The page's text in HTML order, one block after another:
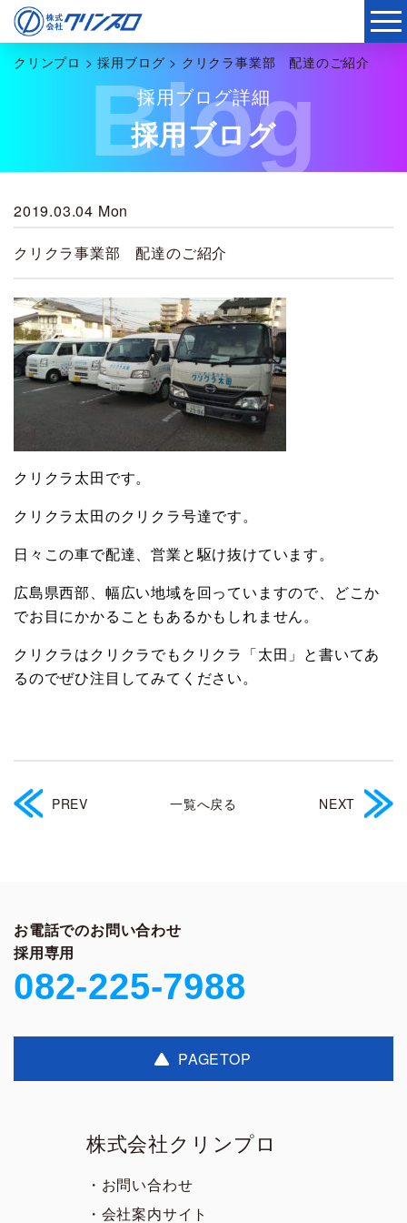
Blog
クリンプロ >採用ブログ> クリクラ事業部 配達のご紹介
採用ブログ詳細
採用ブログ
2019.03.04 Mon
クリクラ事業部 配達のご紹介
クリクラ太田です。
クリクラ太田のクリクラ号達です。
日々この車で配達、営業と駆け抜けています。
広島県西部、幅広い地域を回っていますので、どこか
でお目にかかることもあるかもしれません。
クリクラはクリクラでもクリクラ「太田」と書いてあ
るのでぜひ注目してみてください。
PREV 一覧へ戻る NEXT
株式会社クリンプロ
・お問い合わせ
・会社案内サイト
お電話でのお問い合わせ
採用専用
082-225-7988
PAGETOP